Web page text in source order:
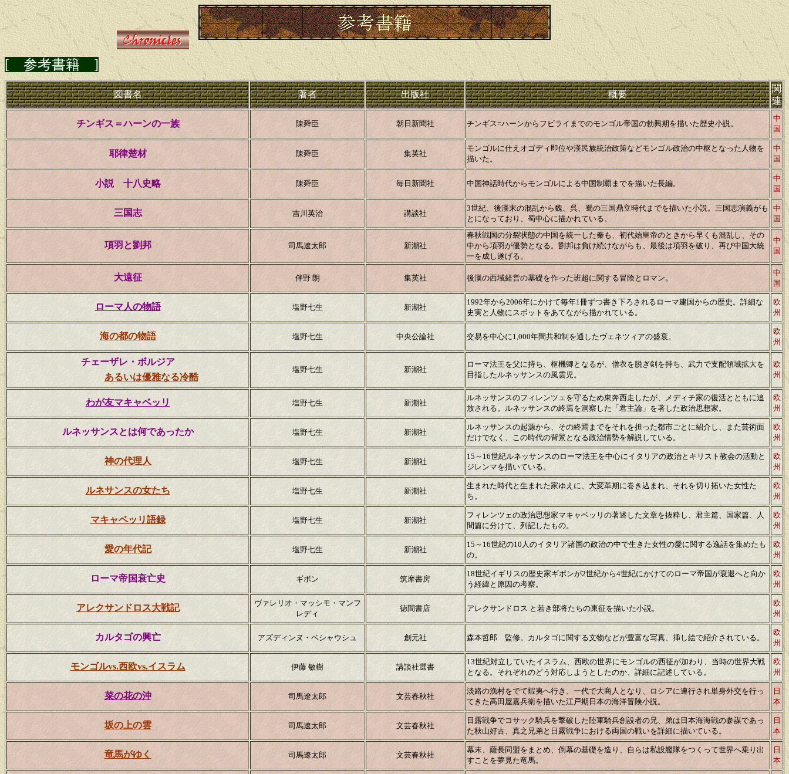
[ 参考書籍 ]
図書名 著者 出版社 概要
関
連
チンギス＝ハーンの一族 陳舜臣 朝日新聞社 チンギス=ハーンからフビライまでのモンゴル帝国の勃興期を描いた歴史小説。
中
国
耶律楚材 陳舜臣 集英社
モンゴルに仕えオゴディ即位や漢民族統治政策などモンゴル政治の中枢となった人物を
描いた。
中
国
小説 十八史略 陳舜臣 毎日新聞社 中国神話時代からモンゴルによる中国制覇までを描いた長編。
中
国
三国志 吉川英治 講談社
3世紀、後漢末の混乱から魏、呉、蜀の三国鼎立時代までを描いた小説。三国志演義がも
とになっており、蜀中心に描かれている。
中
国
項羽と劉邦 司馬遼太郎 新潮社
春秋戦国の分裂状態の中国を統一した秦も、初代始皇帝のときから早くも混乱し、その
中から項羽が優勢となる。劉邦は負け続けながらも、最後は項羽を破り、再び中国大統
一を成し遂げる。
中
国
大遠征 伴野 朗 集英社 後漢の西域経営の基礎を作った班超に関する冒険とロマン。
中
国
ローマ人の物語 塩野七生 新潮社
1992年から2006年にかけて毎年1冊ずつ書き下ろされるローマ建国からの歴史。詳細な
史実と人物にスポットをあてながら描かれている。
欧
州
海の都の物語 塩野七生 中央公論社 交易を中心に1,000年間共和制を通したヴェネツィアの盛衰。
欧
州
チェーザレ・ボルジア
あるいは優雅なる冷酷
塩野七生 新潮社
ローマ法王を父に持ち、枢機卿となるが、僧衣を脱ぎ剣を持ち、武力で支配領域拡大を
目指したルネッサンスの風雲児。
欧
州
わが友マキャベッリ 塩野七生 新潮社
ルネッサンスのフィレンツェを守るため東奔西走したが、メディチ家の復活とともに追
放される。ルネッサンスの終焉を洞察した「君主論」を著した政治思想家。
欧
州
ルネッサンスとは何であったか 塩野七生 新潮社
ルネッサンスの起源から、その終焉までをそれを担った都市ごとに紹介し、また芸術面
だけでなく、この時代の背景となる政治情勢を解説している。
欧
州
神の代理人 塩野七生 新潮社
15～16世紀ルネッサンスのローマ法王を中心にイタリアの政治とキリスト教会の活動と
ジレンマを描いている。
欧
州
ルネサンスの女たち 塩野七生 新潮社
生まれた時代と生まれた家ゆえに、大変革期に巻き込まれ、それを切り拓いた女性た
ち。
欧
州
マキャベッリ語録 塩野七生 新潮社
フィレンツェの政治思想家マキャベッリの著述した文章を抜粋し、君主篇、国家篇、人
間篇に分けて、列記したもの。
欧
州
愛の年代記 塩野七生 新潮社
15～16世紀の10人のイタリア諸国の政治の中で生きた女性の愛に関する逸話を集めたも
の。
欧
州
ローマ帝国衰亡史 ギボン 筑摩書房
18世紀イギリスの歴史家ギボンが2世紀から4世紀にかけてのローマ帝国が衰退へと向か
う経緯と原因の考察。
欧
州
アレクサンドロス大戦記
ヴァレリオ・マッシモ・マンフ
レディ
徳間書店 アレクサンドロス と若き部将たちの東征を描いた小説。
欧
州
カルタゴの興亡 アズディンヌ・ベシャウシュ 創元社 森本哲郎 監修。カルタゴに関する文物などが豊富な写真、挿し絵で紹介されている。
欧
州
モンゴルvs.西欧vs.イスラム 伊藤 敏樹 講談社選書
13世紀対立していたイスラム、西欧の世界にモンゴルの西征が加わり、当時の世界大戦
となる。それぞれのどう対応しようとしたのか、詳細に記述している。
欧
州
菜の花の沖 司馬遼太郎 文芸春秋社
淡路の漁村をでて蝦夷へ行き、一代で大商人となり、ロシアに連行され単身外交を行っ
てきた高田屋嘉兵衛を描いた江戸期日本の海洋冒険小説。
日
本
坂の上の雲 司馬遼太郎 文芸春秋社
日露戦争でコサック騎兵を撃破した陸軍騎兵創設者の兄、弟は日本海海戦の参謀であっ
た秋山好古、真之兄弟と日露戦争における両国の戦いを詳細に描いている。
日
本
竜馬がゆく 司馬遼太郎 文芸春秋社
幕末、薩長同盟をまとめ、倒幕の基礎を造り、自らは私設艦隊をつくって世界へ乗り出
すことを夢見た竜馬。
日
本